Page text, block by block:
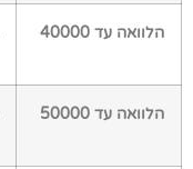
הלוואה עד 40000
הלוואה עד 50000